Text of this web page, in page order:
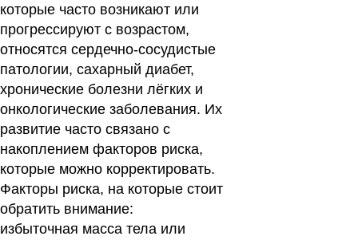
которые часто возникают или
прогрессируют с возрастом,
относятся сердечно-сосудистые
патологии, сахарный диабет,
хронические болезни лёгких и
онкологические заболевания. Их
развитие часто связано с
накоплением факторов риска,
которые можно корректировать.
Факторы риска, на которые стоит
обратить внимание:
избыточная масса тела или